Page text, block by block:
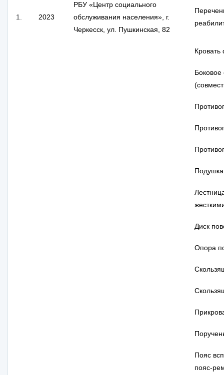
1. 2023
РБУ «Центр социального
обслуживания населения», г.
Черкесск, ул. Пушкинская, 82
Кровать
Боковое
Диск
Опора
Пояс
пояс-